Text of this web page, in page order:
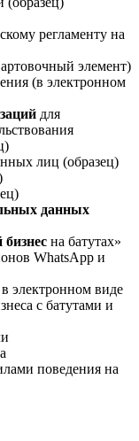
регламенту на
элемент)
(в электронном
для
лиц (образец)
данных
на батутах»
WhatsApp и
в электронном виде
с батутами и
поведения на